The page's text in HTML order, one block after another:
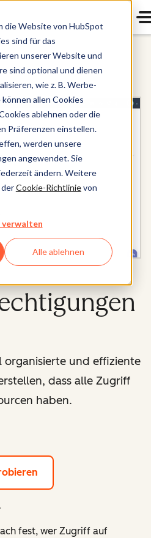
die Website von HubSpot
sind für das
unserer Website und
sind optional und dienen
wie z. B. Werbe-
allen Cookies
ablehnen oder die
Präferenzen einstellen.
werden unsere
angewendet. Sie
ändern. Weitere
Cookie-Richtlinievon
verwalten
Alle ablehnen
organisierte und effiziente
dass alle Zugriff
haben.
fest, wer Zugriff auf